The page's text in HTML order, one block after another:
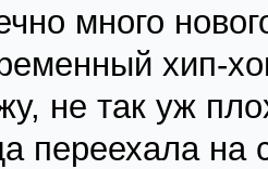
много
хип-
не так уж
переехала на